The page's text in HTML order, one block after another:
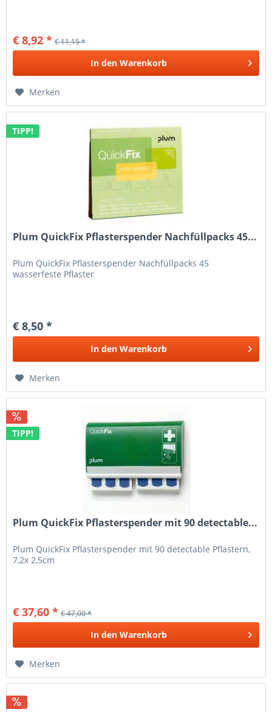
€ 8,92 * € 11,15 *
In den Warenkorb
Merken
TIPP!
Plum QuickFix Pflasterspender Nachfüllpacks 45...
Plum QuickFix Pflasterspender Nachfüllpacks 45
wasserfeste Pflaster
€ 8,50 *
In den Warenkorb
Merken
TIPP!
Plum QuickFix Pflasterspender mit 90 detectable...
Plum QuickFix Pflasterspender mit 90 detectable Pflastern,
7,2x 2,5cm
€ 37,60 * € 47,00 *
In den Warenkorb
Merken